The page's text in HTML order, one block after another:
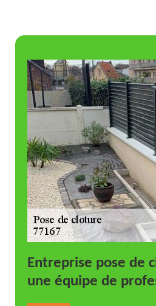
Entreprise pose de
une équipe de